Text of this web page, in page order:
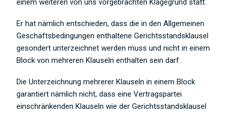
einem weiteren von uns vorgebrachten Klagegrund statt.
Er hat nämlich entschieden, dass die in den Allgemeinen
Geschäftsbedingungen enthaltene Gerichtsstandsklausel
gesondert unterzeichnet werden muss und nicht in einem
Block von mehreren Klauseln enthalten sein darf.
Die Unterzeichnung mehrerer Klauseln in einem Block
garantiert nämlich nicht, dass eine Vertragspartei
einschränkenden Klauseln wie der Gerichtsstandsklausel